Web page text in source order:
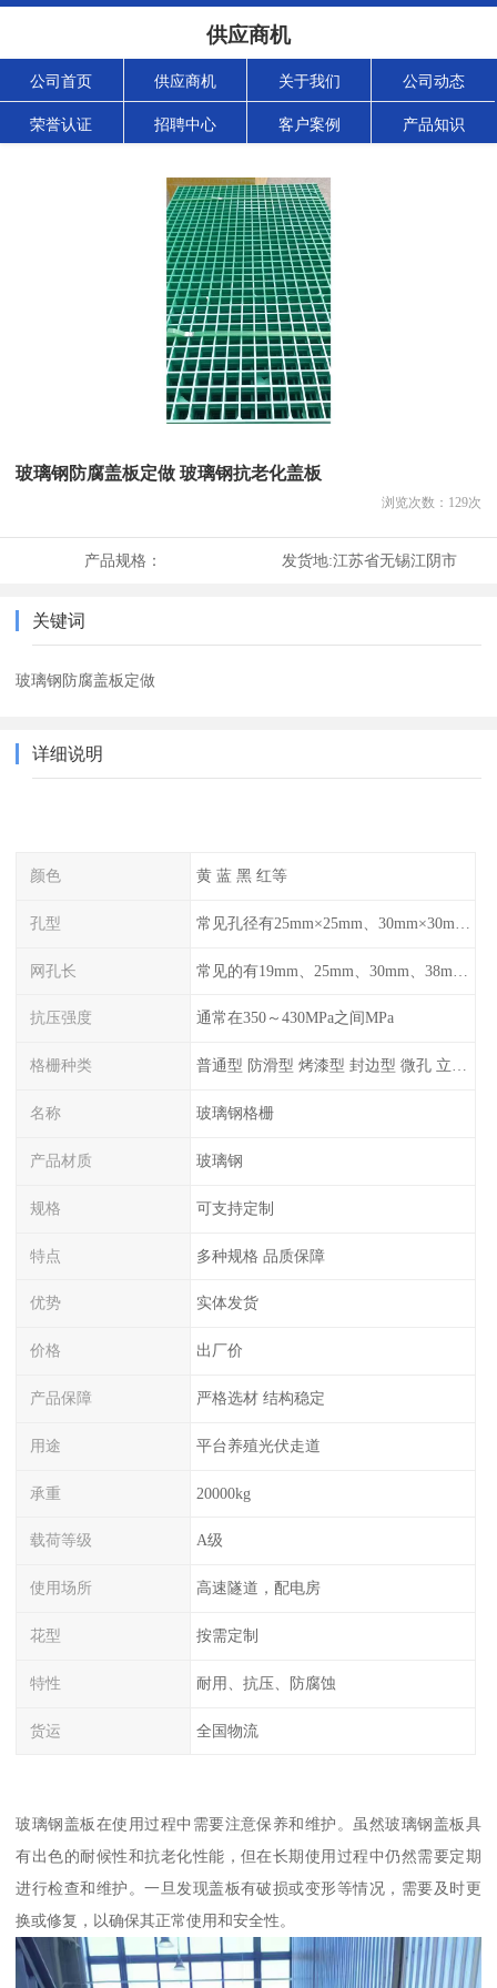
供应商机
公司首页 供应商机 关于我们 公司动态
荣誉认证 招聘中心 客户案例 产品知识
玻璃钢防腐盖板定做 玻璃钢抗老化盖板
浏览次数： 129次
产品规格： 发货地:江苏省无锡江阴市
关键词
玻璃钢防腐盖板定做
详细说明
颜色 黄 蓝 黑 红等
孔型
网孔长
抗压强度 通常在350～430MPa之间MPa
格栅种类 普通型 防滑型 ‌烤漆型 封边型 ‌微孔 立体 加砂覆面型 平面型
名称 玻璃钢格栅
产品材质 玻璃钢
规格 可支持定制
特点 多种规格 品质保障
优势 实体发货
价格 出厂价
产品保障 严格选材 结构稳定
用途 平台养殖光伏走道
承重 20000kg
载荷等级 A级
使用场所 高速隧道，配电房
花型 按需定制
特性 耐用、抗压、防腐蚀
货运 全国物流
玻璃钢盖板在使用过程中需要注意保养和维护。虽然玻璃钢盖板具
有出色的耐候性和抗老化性能，但在长期使用过程中仍然需要定期
进行检查和维护。一旦发现盖板有破损或变形等情况，需要及时更
换或修复，以确保其正常使用和安全性。